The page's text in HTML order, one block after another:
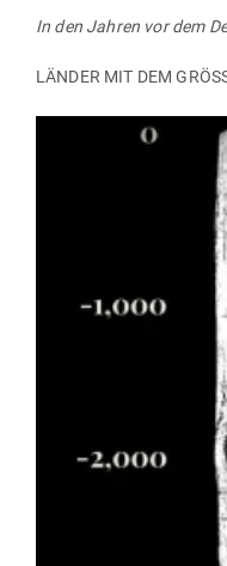
In den Jahren vor dem
LÄNDER MIT DEM